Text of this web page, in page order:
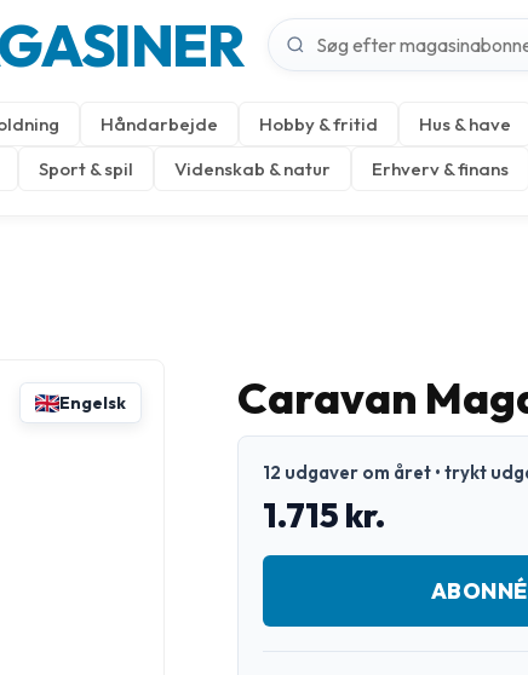
Håndarbejde Hobby & fritid Hus & have
Sport & spil Videnskab & natur Erhverv & finans
Engelsk Caravan
12 udgaver om året • trykt
1.715 kr.